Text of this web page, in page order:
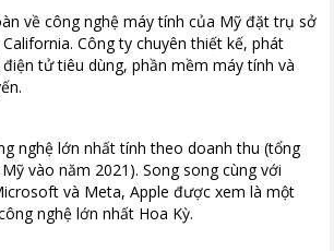
về công nghệ máy tính của Mỹ đặt trụ sở
Công ty chuyên thiết kế, phát
tử tiêu dùng, phần mềm máy tính và
nghệ lớn nhất tính theo doanh thu (tổng
vào năm 2021). Song song cùng với
và Meta, Apple được xem là một
nghệ lớn nhất Hoa Kỳ.